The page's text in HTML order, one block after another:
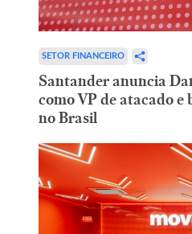
SETOR FINANCEIRO
Santander anuncia
como VP de atacado
no Brasil